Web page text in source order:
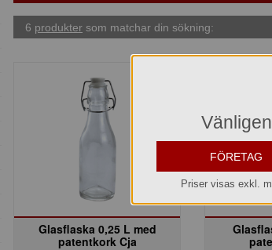
6 produkter som matchar din sökning:
Glasflaska 0,25 L med
patentkork Cja
FÖRETAG
Priser visas exkl.